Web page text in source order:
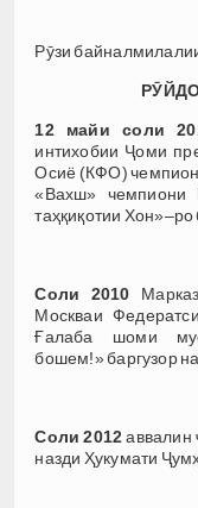
Рӯзи
12 майи соли
интихобии Ҷоми
Осиё (КФО)
«Вахш» чемпиони
таҳқиқотии
Соли 2010
Москваи
Ғалаба шоми
бошем!» баргузор
Соли 2012аввалин
назди Ҳукумати